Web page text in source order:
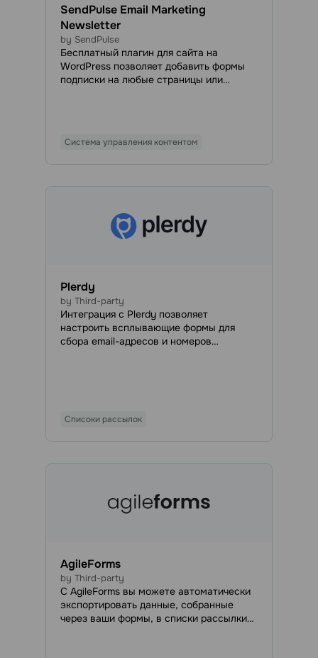
SendPulse Email Marketing
Newsletter
by SendPulse
Бесплатный плагин для сайта на
WordPress позволяет добавить формы
подписки на любые страницы или
транзакционные письма в любое
Система управления контентом
Plerdy
by Third-party
Интеграция с Plerdy позволяет
настроить всплывающие формы для
сбора email-адресов и номеров
Списоки рассылок
AgileForms
by Third-party
С AgileForms вы можете автоматически
экспортировать данные, собранные
через ваши формы, в списки рассылки